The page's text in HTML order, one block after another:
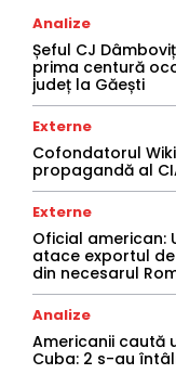
Analize
Șeful CJ
prima centură
județ la Găești
Externe
Cofondatorul
propagandă al
Externe
Oficial american:
atace exportul
din necesarul
Analize
Americanii caută
Cuba: 2 s-au